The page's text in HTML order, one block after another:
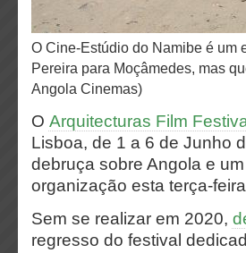
O Cine-Estúdio do Namibe é um edifício projectado pelo arquitecto José Botelho
Pereira para Moçâmedes, mas
Angola Cinemas)
O Arquitecturas Film
Lisboa, de 1 a 6 de Junho
debruça sobre Angola e
organização esta terça-
Sem se realizar em 2020,
regresso do festival